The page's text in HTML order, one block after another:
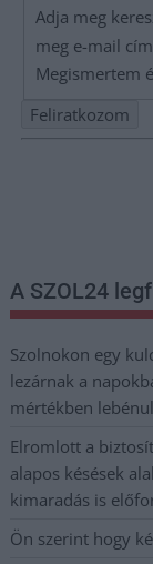
Adja meg
meg e-mail
Megismertem
A SZOL24
Szolnokon egy
lezárnak a
mértékben lebénul
Elromlott a
alapos késések
kimaradás is
Ön szerint hogy